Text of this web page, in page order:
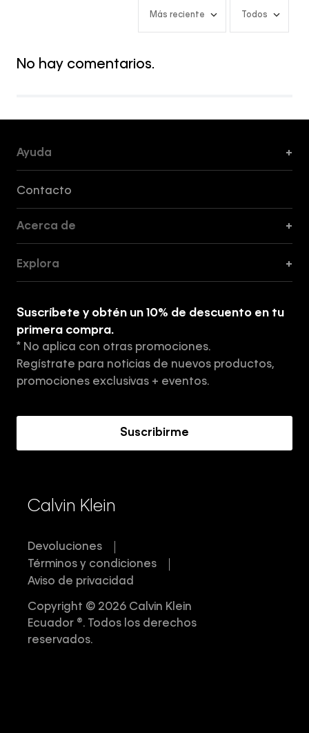
Más reciente Todos
No hay comentarios.
Ayuda +
Contacto
Acerca de +
Tiendas
Aviso de privacidad
Términos y Condiciones
Explora +
Suscríbete y obtén un 10% de descuento en tu
primera compra.
* No aplica con otras promociones.
Regístrate para noticias de nuevos productos,
promociones exclusivas + eventos.
Suscribirme
Calvin Klein
Devoluciones
Términos y condiciones
Aviso de privacidad
Copyright © 2026 Calvin Klein
Ecuador ®. Todos los derechos
reservados.